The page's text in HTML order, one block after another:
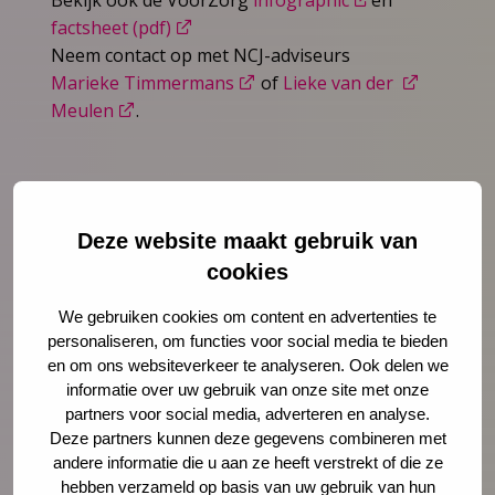
Deze website maakt gebruik van
cookies
We gebruiken cookies om content en advertenties te
personaliseren, om functies voor social media te bieden
en om ons websiteverkeer te analyseren. Ook delen we
informatie over uw gebruik van onze site met onze
partners voor social media, adverteren en analyse.
Deze partners kunnen deze gegevens combineren met
andere informatie die u aan ze heeft verstrekt of die ze
hebben verzameld op basis van uw gebruik van hun
factsheet (pdf)
Neem contact op met NCJ-adviseurs
Marieke Timmermans
of Lieke van der
Meulen
.
Nieuws 4 augustus 2026